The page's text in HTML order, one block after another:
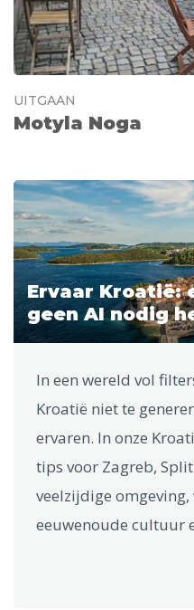
UITGAAN
Motyla Noga
Ervaar Kroatië:
geen AI nodig
In een wereld vol
Kroatië niet te
ervaren. In onze
tips voor Zagreb,
veelzijdige
eeuwenoude cultuur